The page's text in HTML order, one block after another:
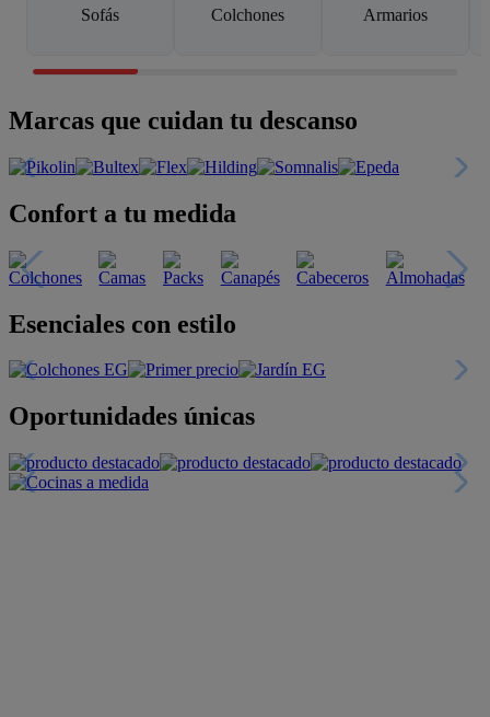
Sofás Colchones Armarios
Marcas que cuidan tu descanso
Confort a tu medida
Esenciales con estilo
Oportunidades únicas